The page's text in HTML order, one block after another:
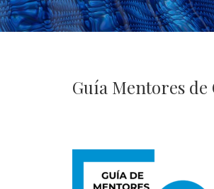
Guía Mentores de